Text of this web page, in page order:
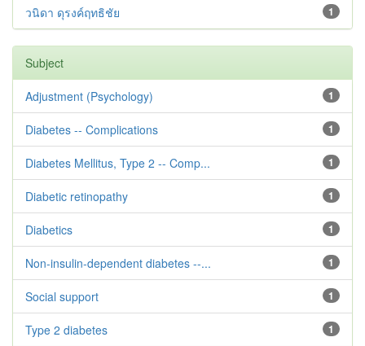
1
วนิดา ดุรงค์ฤทธิชัย
Subject
1
Adjustment ‪(Psychology)
1
Diabetes -- Complications
1
Diabetes Mellitus, Type 2 -- Comp...
1
Diabetic retinopathy
1
Diabetics
1
Non-insulin-dependent diabetes --...
1
Social support
1
Type 2 diabetes‬‬‬‬‬‬